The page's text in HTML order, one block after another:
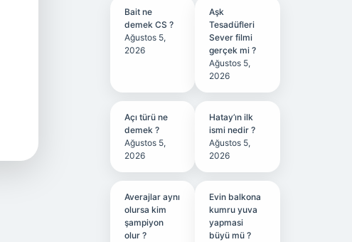
Bait ne
demek CS ?
Ağustos 5,
2026
Aşk
Tesadüfleri
Sever filmi
gerçek mi ?
Ağustos 5,
2026
Açı türü ne
demek ?
Ağustos 5,
2026
Hatay’ın ilk
ismi nedir ?
Ağustos 5,
2026
Averajlar aynı
olursa kim
şampiyon
olur ?
Evin balkona
kumru yuva
yapmasi
büyü mü ?